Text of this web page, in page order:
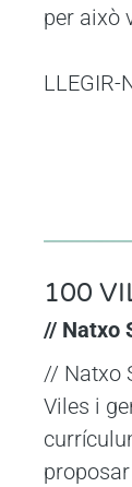
per això
LLEGIR-
100
// Natxo
// Natxo
Viles i